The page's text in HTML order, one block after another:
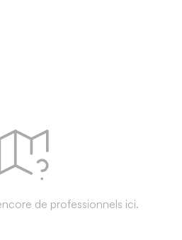
de professionnels ici.